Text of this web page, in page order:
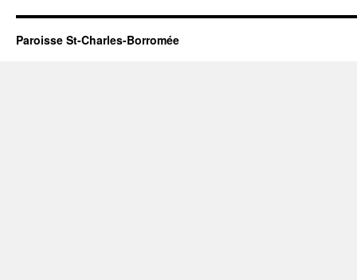
Paroisse St-Charles-Borromée